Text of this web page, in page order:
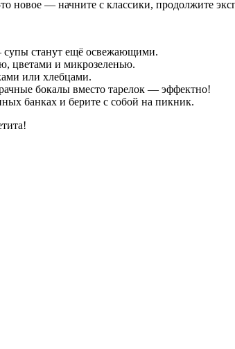
новое — начните с классики, продолжите
супы станут ещё освежающими.
цветами и микрозеленью.
или хлебцами.
бокалы вместо тарелок — эффектно!
банках и берите с собой на пикник.